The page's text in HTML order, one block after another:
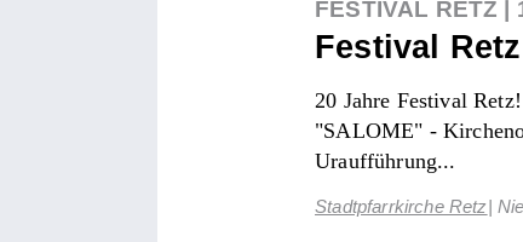
FESTIVAL RETZ
Festival
20 Jahre Festival
"SALOME" -
Uraufführung...
Stadtpfarrkirche Retz|